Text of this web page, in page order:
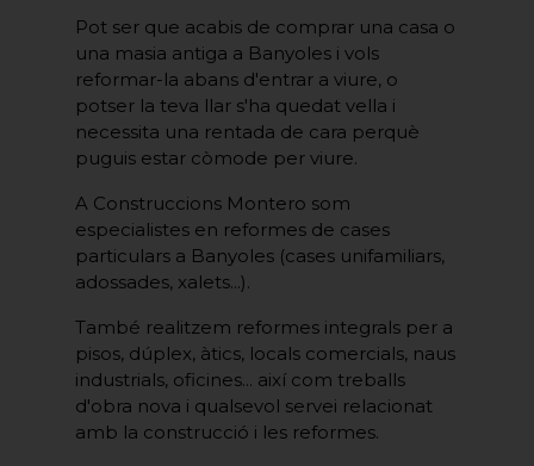
Pot ser que acabis de comprar una casa o
una masia antiga a Banyoles i vols
reformar-la abans d'entrar a viure, o
potser la teva llar s'ha quedat vella i
necessita una rentada de cara perquè
puguis estar còmode per viure.
A Construccions Montero som
especialistes en reformes de cases
particulars a Banyoles (cases unifamiliars,
adossades, xalets...).
També realitzem reformes integrals per a
pisos, dúplex, àtics, locals comercials, naus
industrials, oficines... així com treballs
d'obra nova i qualsevol servei relacionat
amb la construcció i les reformes.